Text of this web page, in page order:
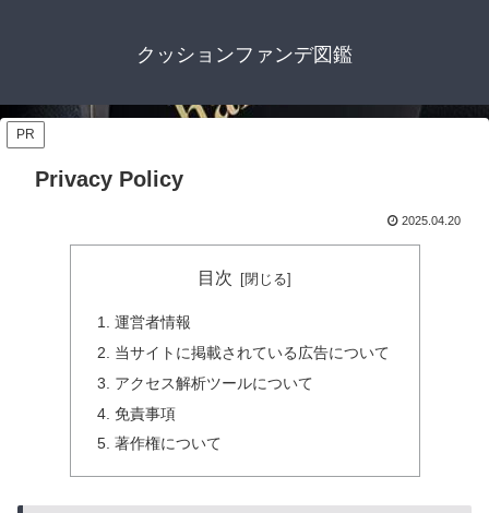
クッションファンデ図鑑
PR
Privacy Policy
2025.04.20
目次
運営者情報
当サイトに掲載されている広告について
アクセス解析ツールについて
免責事項
著作権について